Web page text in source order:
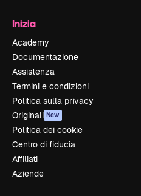
Inizia
Academy
Documentazione
Assistenza
Termini e condizioni
Politica sulla privacy
Originali New
Politica dei cookie
Centro di fiducia
Affiliati
Aziende